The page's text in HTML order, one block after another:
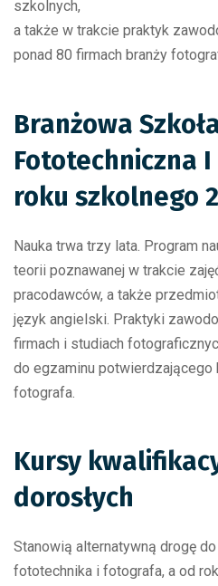
szkolnych,
a także w trakcie praktyk
ponad 80 firmach branży
Branżowa
Fototechniczna
roku szkolnego
Nauka trwa trzy lata. Program
teorii poznawanej w trakcie
pracodawców, a także
język angielski. Praktyki
firmach i studiach
do egzaminu
fotografa.
Kursy
dorosłych
Stanowią alternatywną drogę
fototechnika i fotografa, a od